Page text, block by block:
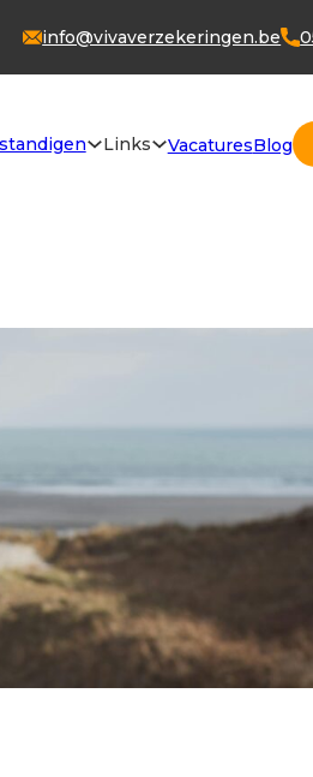
info@vivaverzekeringen.be
Links VacaturesBlog